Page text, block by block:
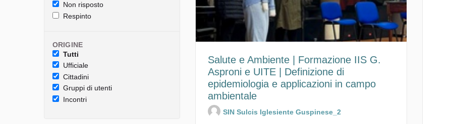
Non risposto
Respinto
ORIGINE
Tutti
Ufficiale
Cittadini
Gruppi di utenti
Incontri
Salute e Ambiente | Formazione IIS G.
Asproni e UITE | Definizione di
epidemiologia e applicazioni in campo
ambientale
SIN Sulcis Iglesiente Guspinese_2